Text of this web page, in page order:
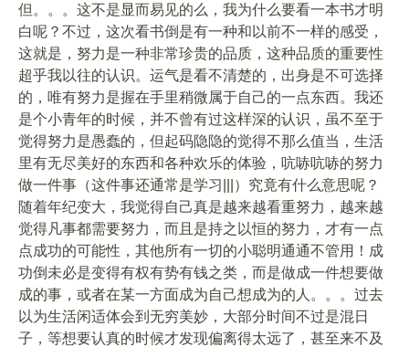
但。。。这不是显而易见的么，我为什么要看一本书才明
白呢？不过，这次看书倒是有一种和以前不一样的感受，
这就是，努力是一种非常珍贵的品质，这种品质的重要性
超乎我以往的认识。运气是看不清楚的，出身是不可选择
的，唯有努力是握在手里稍微属于自己的一点东西。我还
是个小青年的时候，并不曾有过这样深的认识，虽不至于
觉得努力是愚蠢的，但起码隐隐的觉得不那么值当，生活
里有无尽美好的东西和各种欢乐的体验，吭哧吭哧的努力
做一件事（这件事还通常是学习|||）究竟有什么意思呢？
随着年纪变大，我觉得自己真是越来越看重努力，越来越
觉得凡事都需要努力，而且是持之以恒的努力，才有一点
点成功的可能性，其他所有一切的小聪明通通不管用！成
功倒未必是变得有权有势有钱之类，而是做成一件想要做
成的事，或者在某一方面成为自己想成为的人。。。过去
以为生活闲适体会到无穷美妙，大部分时间不过是混日
子，等想要认真的时候才发现偏离得太远了，甚至来不及